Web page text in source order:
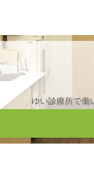
ゆい診療所で働